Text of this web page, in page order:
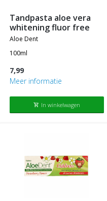
tandpasta aloe vera
whitening fluor free
aloe dent
100ml
7,99
Meer informatie
shopping_cart In winkelwagen